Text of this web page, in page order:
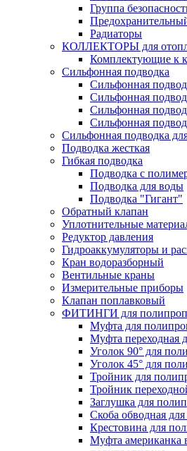
Группа
Радиаторы
КОЛЛЕКТОРЫ для
Комплектующие к
Сильфонная подводка
Сильфонная
Сильфонная
Сильфонная
Сильфонная
Cильфонная подводка
Подводка жесткая
Гибкая подводка
Подводка с
Подводка для воды
Подводка "Гигант"
Обратный клапан
Уплотнительные
Редуктор давления
Гидроаккумуляторы и
Кран водоразборный
Вентильные краны
Измерительные приборы
Клапан поплавковый
ФИТИНГИ для
Муфта для
Муфта переходная
Уголок 90° для
Уголок 45° для
Тройник для
Тройник
Заглушка для
Скоба обводная
Крестовина для
Муфта американка